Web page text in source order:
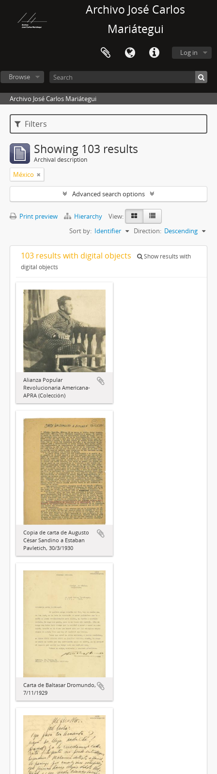
Archivo José Carlos
Mariátegui
Log in
Browse
Archivo José Carlos Mariátegui
Filters
Showing 103 results
Archival description
México
Advanced search options
Print preview Hierarchy
View:
Sort by: Identifier Direction: Descending
103 results with digital objects
Show results with
digital objects
Alianza Popular
Revolucionaria Americana-
APRA (Colección)
Copia de carta de Augusto
César Sandino a Estaban
Pavletich, 30/3/1930
Carta de Baltasar Dromundo,
7/11/1929